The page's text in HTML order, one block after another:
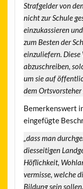
Strafgelder von
nicht zur Schule
einzukassieren
zum Besten der
einzuliefern.
abzuschreiben,
um sie auf
dem
Bemerkenswert
eingefügte
„dass man
diesseitigen
Höflichkeit,
vermisse, welche
Bildung sein